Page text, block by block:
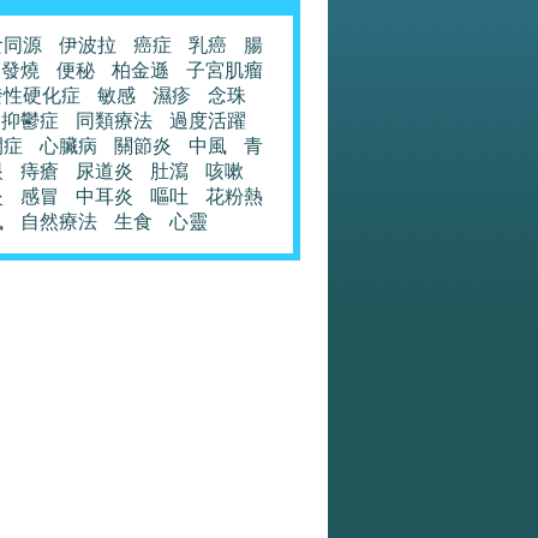
源 伊波拉 癌症 乳癌
腸
發燒
便秘 柏金遜
子宮肌瘤
硬化症
敏感 濕疹
念珠
抑鬱症
同類療法
過度活躍
心臟病 關節炎 中風
青
痔瘡 尿道炎 肚瀉
咳嗽
感冒 中耳炎 嘔吐
花粉熱
自然療法 生食 心靈